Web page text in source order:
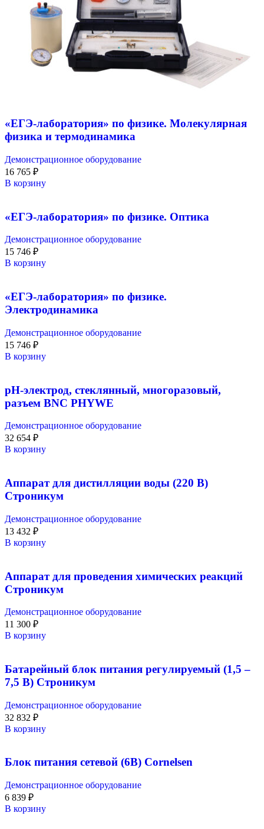
«ЕГЭ-лаборатория» по физике. Молекулярная
физика и термодинамика
Демонстрационное оборудование
16 765 ₽
В корзину
«ЕГЭ-лаборатория» по физике. Оптика
Демонстрационное оборудование
15 746 ₽
В корзину
«ЕГЭ-лаборатория» по физике.
Электродинамика
Демонстрационное оборудование
15 746 ₽
В корзину
pH-электрод, стеклянный, многоразовый,
разъем BNC PHYWE
Демонстрационное оборудование
32 654 ₽
В корзину
Аппарат для дистилляции воды (220 В)
Строникум
Демонстрационное оборудование
13 432 ₽
В корзину
Аппарат для проведения химических реакций
Строникум
Демонстрационное оборудование
11 300 ₽
В корзину
Батарейный блок питания регулируемый (1,5 –
7,5 В) Строникум
Демонстрационное оборудование
32 832 ₽
В корзину
Блок питания сетевой (6В) Cornelsen
Демонстрационное оборудование
6 839 ₽
В корзину